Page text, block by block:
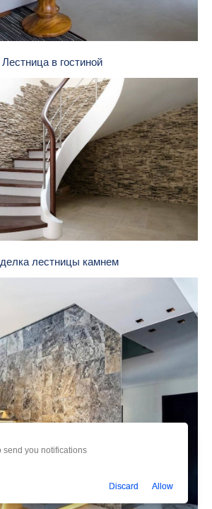
Лестница в гостиной
лестницы камнем
send you notifications
Discard Allow